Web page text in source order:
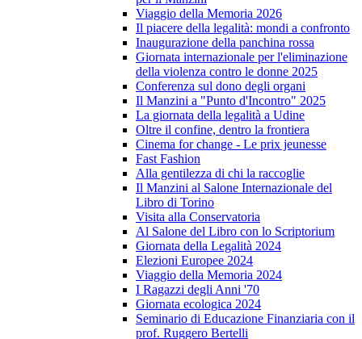
Viaggio della Memoria 2026
Il piacere della legalità: mondi a confronto
Inaugurazione della panchina rossa
Giornata internazionale per l'eliminazione
della violenza contro le donne 2025
Conferenza sul dono degli organi
Il Manzini a "Punto d'Incontro" 2025
La giornata della legalità a Udine
Oltre il confine, dentro la frontiera
Cinema for change - Le prix jeunesse
Fast Fashion
Alla gentilezza di chi la raccoglie
Il Manzini al Salone Internazionale del
Libro di Torino
Visita alla Conservatoria
Al Salone del Libro con lo Scriptorium
Giornata della Legalità 2024
Elezioni Europee 2024
Viaggio della Memoria 2024
I Ragazzi degli Anni '70
Giornata ecologica 2024
Seminario di Educazione Finanziaria con il
prof. Ruggero Bertelli